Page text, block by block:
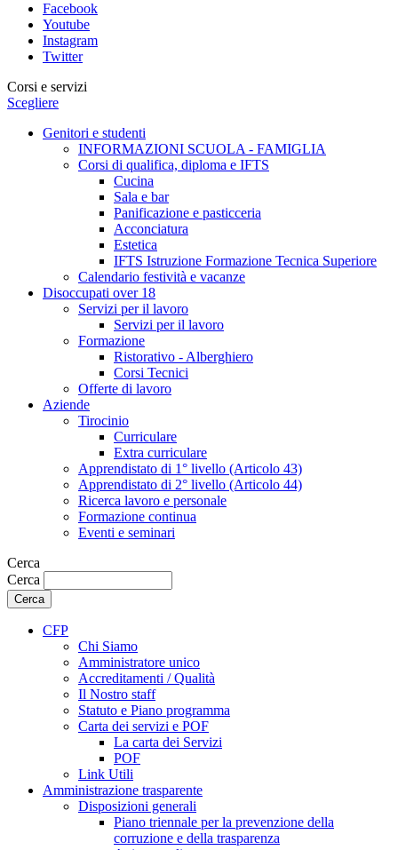
Facebook
Youtube
Instagram
Twitter
Corsi e servizi
Scegliere
Genitori e studenti
INFORMAZIONI SCUOLA - FAMIGLIA
Corsi di qualifica, diploma e IFTS
Cucina
Sala e bar
Panificazione e pasticceria
Acconciatura
Estetica
IFTS Istruzione Formazione Tecnica Superiore
Calendario festività e vacanze
Disoccupati over 18
Servizi per il lavoro
Servizi per il lavoro
Formazione
Ristorativo - Alberghiero
Corsi Tecnici
Offerte di lavoro
Aziende
Tirocinio
Curriculare
Extra curriculare
Apprendistato di 1° livello (Articolo 43)
Apprendistato di 2° livello (Articolo 44)
Ricerca lavoro e personale
Formazione continua
Eventi e seminari
Cerca
Cerca
CFP
Chi Siamo
Amministratore unico
Accreditamenti / Qualità
Il Nostro staff
Statuto e Piano programma
Carta dei servizi e POF
La carta dei Servizi
POF
Link Utili
Amministrazione trasparente
Disposizioni generali
Piano triennale per la prevenzione della
corruzione e della trasparenza